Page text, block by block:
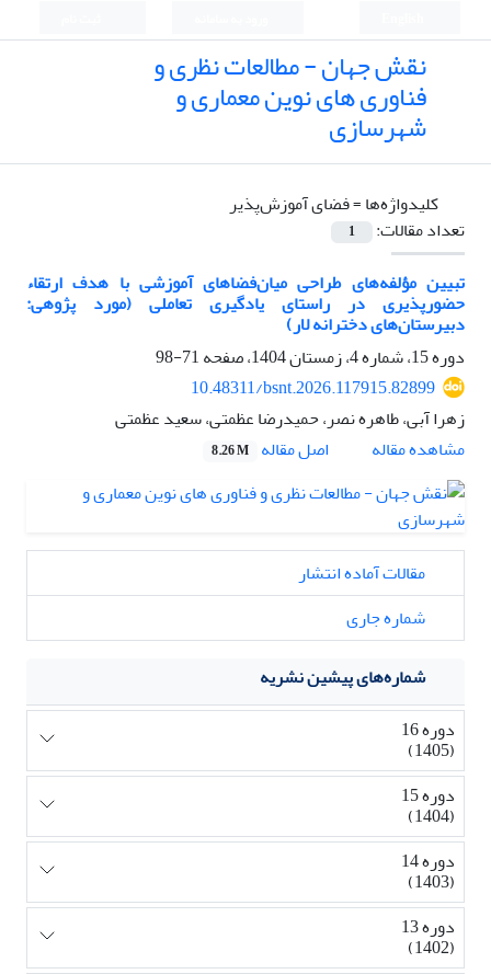
نقش جهان - مطالعات نظری و
فناوری های نوین معماری و
شهرسازی
کلیدواژه‌ها =فضای آموزش‌پذیر
تعداد مقالات:
1
تبیین مؤلفه‌های طراحی میان‌فضاهای آموزشی با هدف ارتقاء
حضورپذیری در راستای یادگیری تعاملی (مورد پژوهی:
دبیرستان‌های دخترانه لار)
دوره 15، شماره 4، زمستان 1404، صفحه
71-98
10.48311/bsnt.2026.117915.82899
زهرا آبی، طاهره نصر، حمیدرضا عظمتی، سعید عظمتی
مشاهده مقاله
اصل مقاله 8.26 M
مقالات آماده انتشار
شماره جاری
شماره‌های پیشین نشریه
دوره 16
(1405)
دوره 15
(1404)
دوره 14
(1403)
دوره 13
(1402)